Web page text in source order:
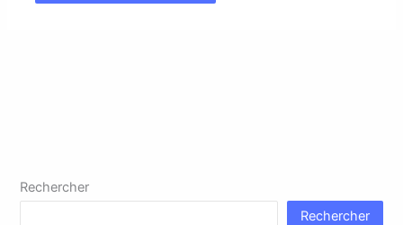
Rechercher
Rechercher